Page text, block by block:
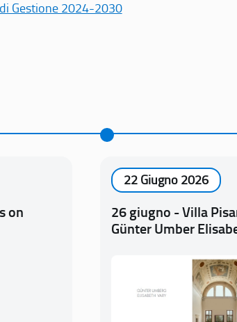
Gestione 2024-2030
on
22 Giugno 2026
26 giugno - Villa
Günter Umber